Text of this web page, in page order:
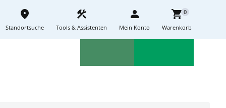
place
Standortsuche
construction
Tools & Assistenten
person
Mein Konto
shopping_cart0
Warenkorb